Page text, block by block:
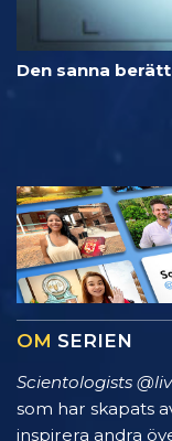
Den sanna
OM SERIEN
Scientologists
som har skapats
inspirera andra